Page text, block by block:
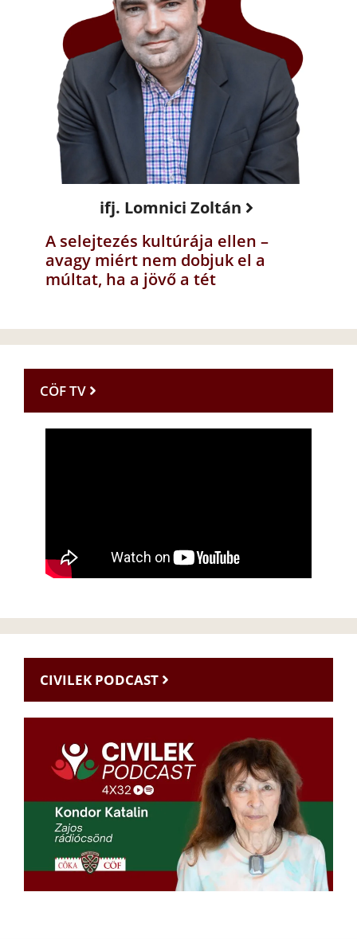
ifj. Lomnici Zoltán
A selejtezés kultúrája ellen –
avagy miért nem dobjuk el a
múltat, ha a jövő a tét
CÖF TV
CIVILEK PODCAST